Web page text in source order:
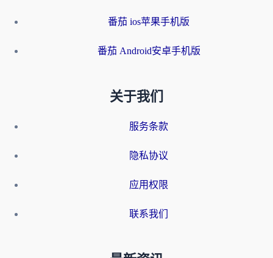
番茄 ios苹果手机版
番茄 Android安卓手机版
关于我们
服务条款
隐私协议
应用权限
联系我们